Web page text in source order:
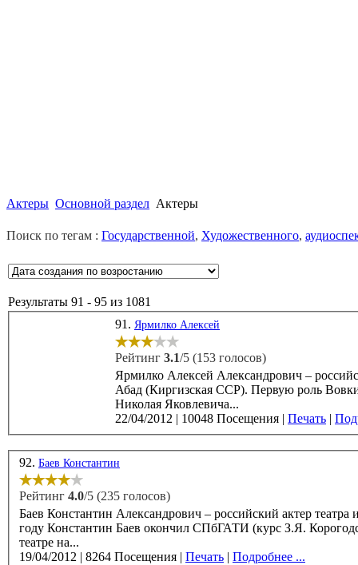
Актеры Основной раздел Актеры
Поиск по тегам : Государственной, Художественного,
Результаты 91 - 95 из 1081
91. Ярмилко Алексей
Рейтинг 3.1/5 (153 голосов)
Ярмилко Алексей Александрович –
Абад (Киргизская ССР). Первую роль Вовки-Пестика он сыграл в 4 классе в детском театре под руководством
Николая Яковлевича...
22/04/2012 | 10048 Посещения | Печать |
92. Баев Константин
Рейтинг 4.0/5 (235 голосов)
Баев Константин Александрович – российский актер театра и
году Константин Баев окончил СПбГАТИ (курс З.Я. Корогодского - В.Б. Пази). В 2007-
театре на...
19/04/2012 | 8264 Посещения | Печать | Подробнее ...